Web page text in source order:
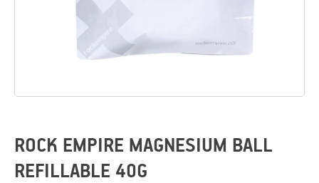
ROCK EMPIRE MAGNESIUM BALL
REFILLABLE 40G